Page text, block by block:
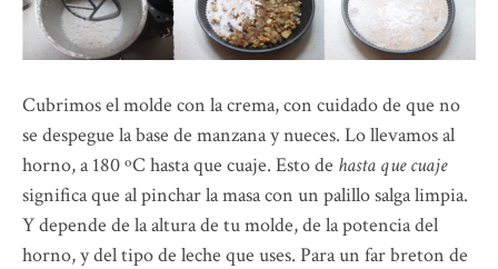
Cubrimos el molde con la crema, con cuidado de que no
se despegue la base de manzana y nueces. Lo llevamos al
horno, a 180 ºC hasta que cuaje. Esto de hasta que cuaje
significa que al pinchar la masa con un palillo salga limpia.
Y depende de la altura de tu molde, de la potencia del
horno, y del tipo de leche que uses. Para un far breton de